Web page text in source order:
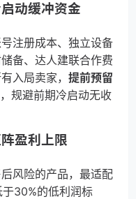
动缓冲资金
注册成本、独立设备
备、达人建联合作费
入局卖家， 提前预留
，规避前期冷启动无收
盈利上限
风险的产品，最适配
30%的低利润标